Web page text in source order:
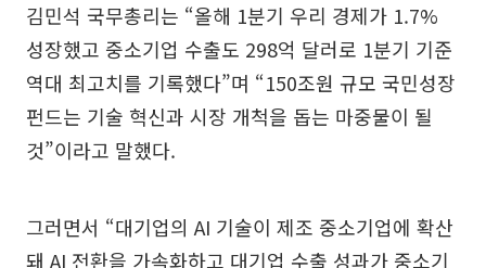
김민석 국무총리는 “올해 1분기 우리 경제가 1.7%
성장했고 중소기업 수출도 298억 달러로 1분기 기준
역대 최고치를 기록했다”며 “150조원 규모 국민성장
펀드는 기술 혁신과 시장 개척을 돕는 마중물이 될
것”이라고 말했다.
그러면서 “대기업의 AI 기술이 제조 중소기업에 확산
돼 AI 전환을 가속화하고 대기업 수출 성과가 중소기